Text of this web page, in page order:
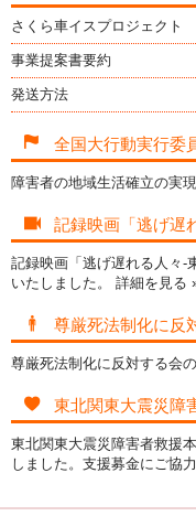
さくら車イスプロジェクト
事業提案書要約
発送方法
全国大行動実行委
障害者の地域生活確立の実
記録映画「逃げ遅
記録映画「逃げ遅れる人々-
いたしました。 詳細を見る
尊厳死法制化に反
尊厳死法制化に反対する会
東北関東大震災障
東北関東大震災障害者救援
しました。支援募金にご協